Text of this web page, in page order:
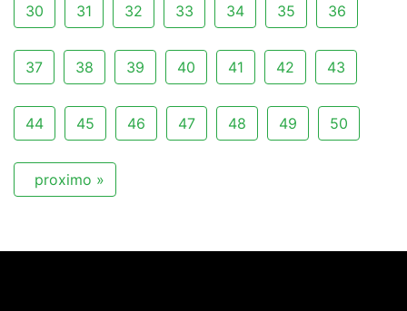
30 31 32 33 34 35 36
37 38 39 40 41 42 43
44 45 46 47 48 49 50
proximo »